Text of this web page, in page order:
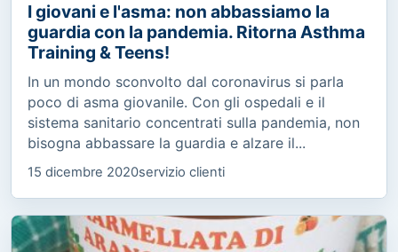
I giovani e l'asma: non abbassiamo la
guardia con la pandemia. Ritorna Asthma
Training & Teens!
In un mondo sconvolto dal coronavirus si parla
poco di asma giovanile. Con gli ospedali e il
sistema sanitario concentrati sulla pandemia, non
bisogna abbassare la guardia e alzare il...
15 dicembre 2020servizio clienti